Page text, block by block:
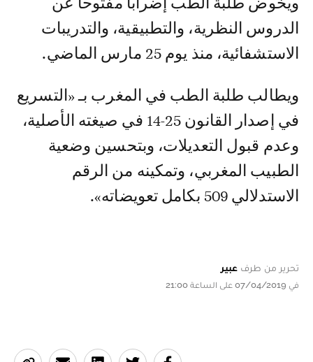
الدروس النظرية، والتطبيقية، والتدريبات
الاستشفائية، منذ يوم 25 مارس الماضي.
ويطالب طلبة الطب في المغرب بـ «التسريع
في إصدار القانون 25-14 في صيغته الأصلية،
وعدم قبول التعديلات، وبتحسين وضعية
الطبيب المغربي، وتمكينه من الرقم
الاستدلالي 509 بكامل تعويضاته».
تحرير من طرف عبير
في 07/04/2019 على الساعة 21:00